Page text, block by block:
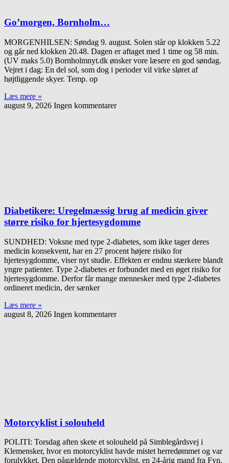
Go’morgen, Bornholm…
MORGENHILSEN: Søndag 9. august. Solen står op klokken 5.22
og går ned klokken 20.48. Dagen er aftaget med 1 time og 58 min.
(UV maks 5.0) Bornholmnyt.dk ønsker vore læsere en god søndag.
Vejret i dag: En del sol, som dog i perioder vil virke sløret af
højtliggende skyer. Temp. op
Læs mere »
august 9, 2026 Ingen kommentarer
Diabetikere: Uregelmæssig brug af medicin giver
større risiko for hjertesygdomme
SUNDHED: Voksne med type 2-diabetes, som ikke tager deres
medicin konsekvent, har en 27 procent højere risiko for
hjertesygdomme, viser nyt studie. Effekten er endnu stærkere blandt
yngre patienter. Type 2-diabetes er forbundet med en øget risiko for
hjertesygdomme. Derfor får mange mennesker med type 2-diabetes
ordineret medicin, der sænker
Læs mere »
august 8, 2026 Ingen kommentarer
Motorcyklist i solouheld
POLITI: Torsdag aften skete et solouheld på Simblegårdsvej i
Klemensker, hvor en motorcyklist havde mistet herredømmet og var
forulykket. Den pågældende motorcyklist, en 24-årig mand fra Fyn,